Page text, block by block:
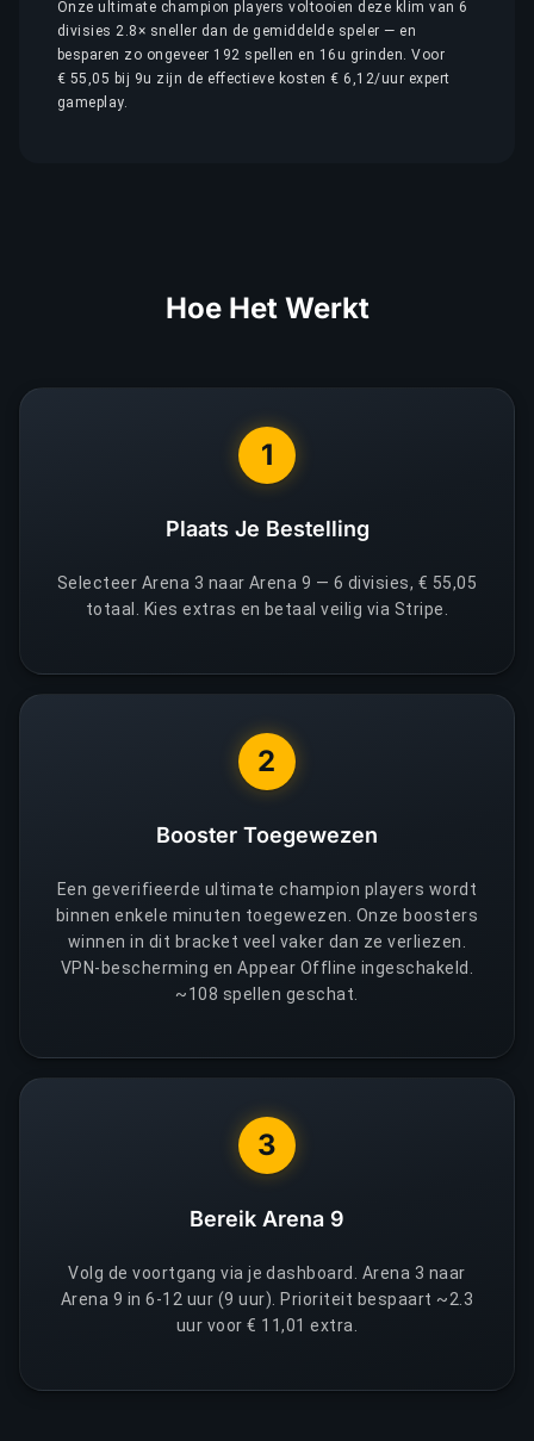
Onze ultimate champion players voltooien deze klim van 6
divisies 2.8× sneller dan de gemiddelde speler — en
besparen zo ongeveer 192 spellen en 16u grinden. Voor
€ 55,05 bij 9u zijn de effectieve kosten € 6,12/uur expert
gameplay.
Hoe Het Werkt
1
Plaats Je Bestelling
Selecteer Arena 3 naar Arena 9 — 6 divisies, € 55,05
totaal. Kies extras en betaal veilig via Stripe.
2
Booster Toegewezen
Een geverifieerde ultimate champion players wordt
binnen enkele minuten toegewezen. Onze boosters
winnen in dit bracket veel vaker dan ze verliezen.
VPN-bescherming en Appear Offline ingeschakeld.
~108 spellen geschat.
3
Bereik Arena 9
Volg de voortgang via je dashboard. Arena 3 naar
Arena 9 in 6-12 uur (9 uur). Prioriteit bespaart ~2.3
uur voor € 11,01 extra.